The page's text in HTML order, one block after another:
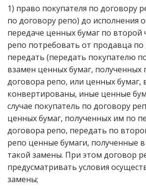
1) право покупателя по договору
по договору репо) до исполнения
передаче ценных бумаг по второй
репо потребовать от продавца по
передать (передать покупателю
взамен ценных бумаг, полученных
договора репо, или ценных бумаг,
конвертированы, иные ценные
случае покупатель по договору
ценных бумаг, полученных им по
договора репо, передать по
репо ценные бумаги, полученные в
такой замены. При этом договор
предусматривать условия
замены;